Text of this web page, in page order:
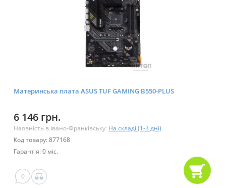
Материнська плата ASUS TUF GAMING B550-PLUS
6 146 грн.
Наявність в Івано-Франківську: На складі (1-3 дні)
Код товару: 877168
Гарантія: 0 міс.
0